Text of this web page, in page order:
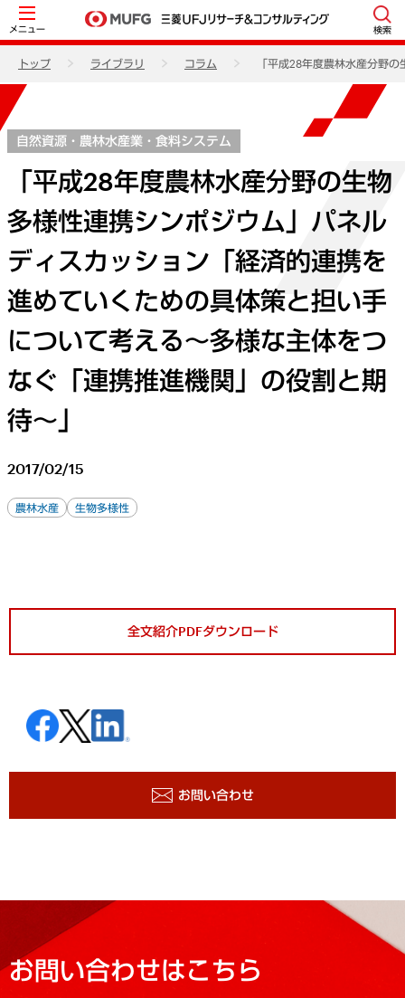
メニュー 検索
トップ ライブラリ コラム 「平成28年度農林水産分野
自然資源・農林水産業・食料システム
「平成28年度農林水産分野の生物
多様性連携シンポジウム」パネル
ディスカッション「経済的連携を
進めていくための具体策と担い手
について考える～多様な主体をつ
なぐ「連携推進機関」の役割と期
待～」
2017/02/15
農林水産 生物多様性
全文紹介PDFダウンロード
お問い合わせ
お問い合わせはこちら